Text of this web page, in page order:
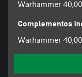
Warhammer
Complementos
Warhammer